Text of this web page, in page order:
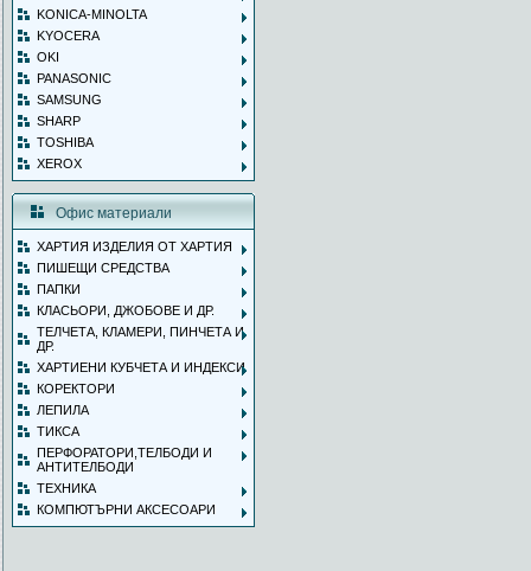
KONICA-MINOLTA
KYOCERA
OKI
PANASONIC
SAMSUNG
SHARP
TOSHIBA
XEROX
Офис материали
ХАРТИЯ ИЗДЕЛИЯ ОТ ХАРТИЯ
ПИШЕЩИ СРЕДСТВА
ПАПКИ
КЛАСЬОРИ, ДЖОБОВЕ И ДР.
ТЕЛЧЕТА, КЛАМЕРИ, ПИНЧЕТА И
ДР.
ХАРТИЕНИ КУБЧЕТА И ИНДЕКСИ
КОРЕКТОРИ
ЛЕПИЛА
ТИКСА
ПЕРФОРАТОРИ,ТЕЛБОДИ И
АНТИТЕЛБОДИ
ТЕХНИКА
КОМПЮТЪРНИ АКСЕСОАРИ